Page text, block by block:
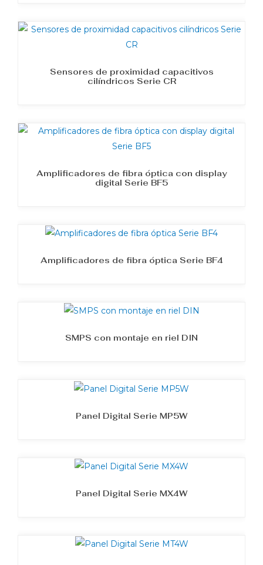
Sensores de proximidad capacitivos
cilíndricos Serie CR
Amplificadores de fibra óptica con display
digital Serie BF5
Amplificadores de fibra óptica Serie BF4
SMPS con montaje en riel DIN
Panel Digital Serie MP5W
Panel Digital Serie MX4W